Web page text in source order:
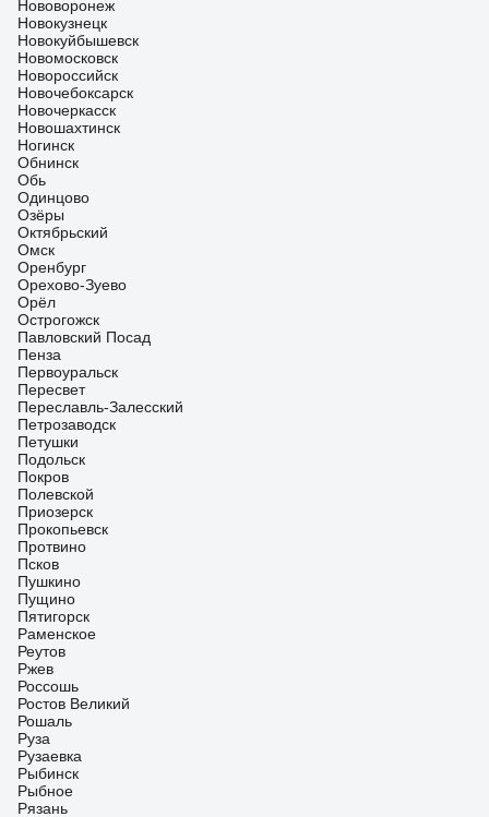
Нововоронеж
Новокузнецк
Новокуйбышевск
Новомосковск
Новороссийск
Новочебоксарск
Новочеркасск
Новошахтинск
Ногинск
Обнинск
Обь
Одинцово
Озёры
Октябрьский
Омск
Оренбург
Орехово-Зуево
Орёл
Острогожск
Павловский Посад
Пенза
Первоуральск
Пересвет
Переславль-Залесский
Петрозаводск
Петушки
Подольск
Покров
Полевской
Приозерск
Прокопьевск
Протвино
Псков
Пушкино
Пущино
Пятигорск
Раменское
Реутов
Ржев
Россошь
Ростов Великий
Рошаль
Руза
Рузаевка
Рыбинск
Рыбное
Рязань